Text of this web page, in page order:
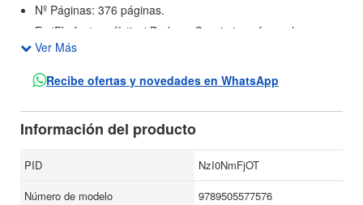
Nº Páginas: 376 páginas.
En 'El efecto sofístico' Barbara Cassin transforma la
percepción tradicional de la Antigüedad y de las relaciones
entre ésta y la Modernidad: su propuesta es la de una
Ver Más
Recibe ofertas y novedades en WhatsApp
Información del producto
PID
NzI0NmFjOT
Número de modelo
9789505577576